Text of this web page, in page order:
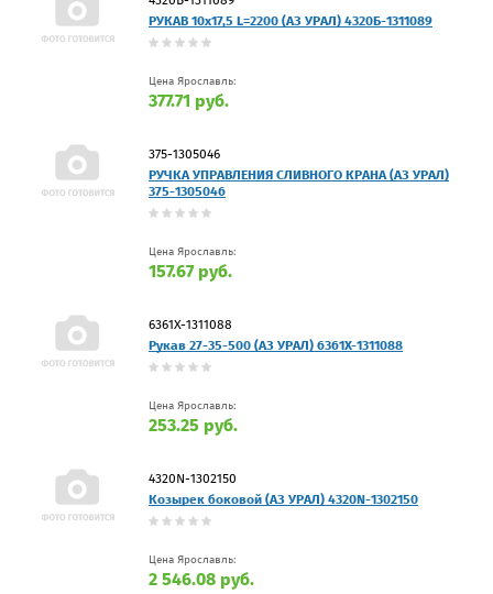
РУКАВ 10х17,5 L=2200 (АЗ УРАЛ) 4320Б-1311089
Цена Ярославль:
377.71 руб.
375-1305046
РУЧКА УПРАВЛЕНИЯ СЛИВНОГО КРАНА (АЗ УРАЛ)
375-1305046
Цена Ярославль:
157.67 руб.
6361Х-1311088
Рукав 27-35-500 (АЗ УРАЛ) 6361Х-1311088
Цена Ярославль:
253.25 руб.
4320N-1302150
Козырек боковой (АЗ УРАЛ) 4320N-1302150
Цена Ярославль:
2 546.08 руб.